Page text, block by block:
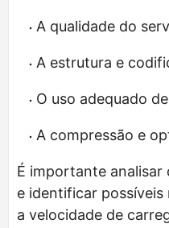
A qualidade do
A estrutura e
O uso adequado
A compressão e
É importante analisar
e identificar
a velocidade de